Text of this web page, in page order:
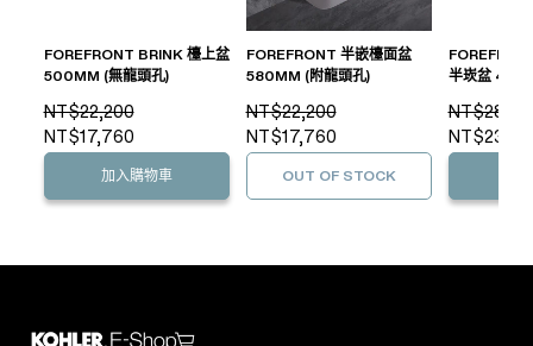
FOREFRONT BRINK 檯上盆
500MM (無龍頭孔)
NT$22,200
NT$17,760
加入購物車
FOREFRONT 半嵌檯面盆
580MM (附龍頭孔)
NT$22,200
NT$17,760
OUT OF STOCK
半崁盆